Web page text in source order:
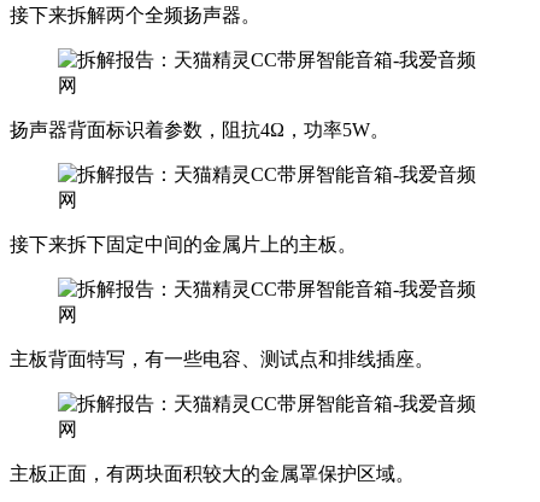
接下来拆解两个全频扬声器。
扬声器背面标识着参数，阻抗4Ω，功率5W。
接下来拆下固定中间的金属片上的主板。
主板背面特写，有一些电容、测试点和排线插座。
主板正面，有两块面积较大的金属罩保护区域。